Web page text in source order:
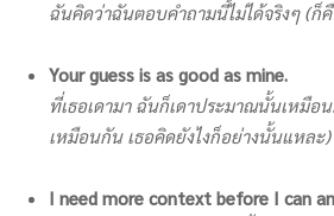
ฉันคิดว่าฉันตอบคำถามนี้ไม่ได้จริงๆ (ก็
Your guess is as good as mine.
ที่เธอเดามา ฉันก็เดาประมาณนั้นเหมื
เหมือนกัน เธอคิดยังไงก็อย่างนั้นแหละ)
I need more context before I can